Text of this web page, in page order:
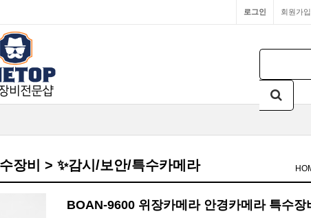
회원가입
로그인
장비 > ✨감시/보안/특수카메라
BOAN-9600 위장카메라 안경카메라 특수장